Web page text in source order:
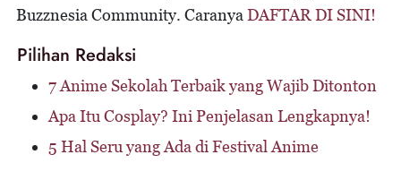
Buzznesia Community. Caranya DAFTAR DI SINI!
Pilihan Redaksi
7 Anime Sekolah Terbaik yang Wajib Ditonton
Apa Itu Cosplay? Ini Penjelasan Lengkapnya!
5 Hal Seru yang Ada di Festival Anime